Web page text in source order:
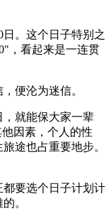
日。这个日子特别之
，看起来是一连贯
便沦为迷信。
，就能保大家一辈
因素，个人的性
途也占重要地步。
要选个日子计划计
。